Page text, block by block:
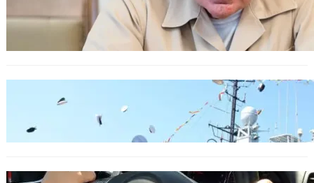
Ефтимов: Няма преднамерени действия
срещу България, дронът край Кардам е бил
примамка
Варна посрещна новите офицери на ВМС
ОБЩЕСТВО